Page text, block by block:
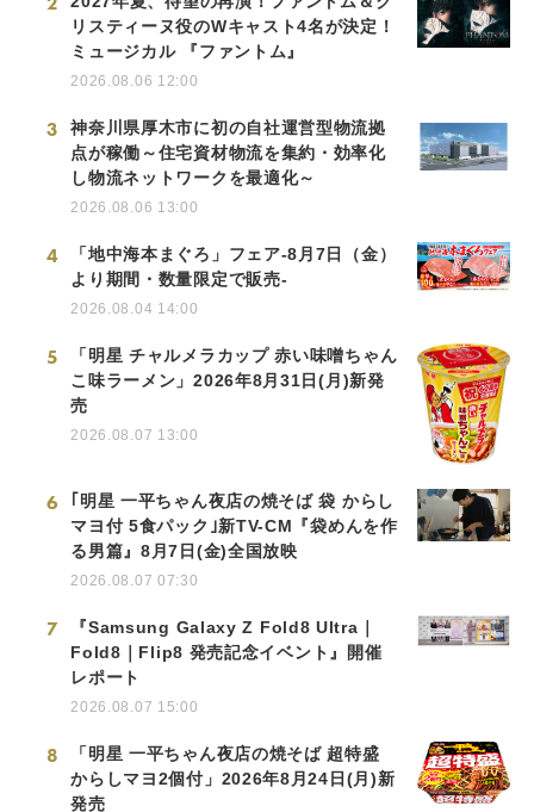
リスティーヌ役のWキャスト4名が決定！
ミュージカル 『ファントム』
2026.08.06 12:00
3
神奈川県厚木市に初の自社運営型物流拠
点が稼働～住宅資材物流を集約・効率化
し物流ネットワークを最適化～
2026.08.06 13:00
4
「地中海本まぐろ」フェア-8月7日（金）
より期間・数量限定で販売-
2026.08.04 14:00
5
「明星 チャルメラカップ 赤い味噌ちゃん
こ味ラーメン」2026年8月31日(月)新発
売
2026.08.07 13:00
6
｢明星 一平ちゃん夜店の焼そば 袋 からし
マヨ付 5食パック｣新TV-CM『袋めんを作
る男篇』8月7日(金)全国放映
2026.08.07 07:30
7
『Samsung Galaxy Z Fold8 Ultra｜
Fold8｜Flip8 発売記念イベント』開催
レポート
2026.08.07 15:00
8
「明星 一平ちゃん夜店の焼そば 超特盛
からしマヨ2個付」2026年8月24日(月)新
発売